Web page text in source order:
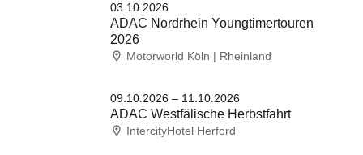
03.10.2026
Motorworld Köln | Rheinland
ADAC Nordrhein Youngtimertouren
2026
09.10.2026 – 11.10.2026
IntercityHotel Herford
ADAC Westfälische Herbstfahrt